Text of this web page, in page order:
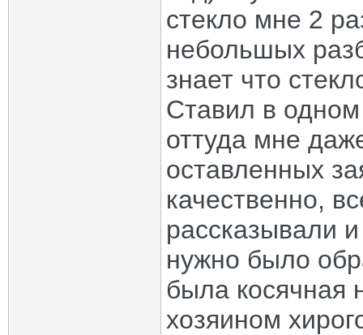
стекло мне 2
небольшых
знает что
Ставил в
оттуда мне
оставленных
качественно,
рассказывали
нужно было
была косячная
хозяином